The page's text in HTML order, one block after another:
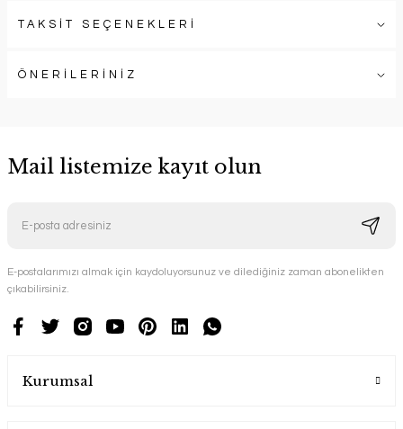
TAKSİT SEÇENEKLERİ
ÖNERİLERİNİZ
Mail listemize kayıt olun
E-postalarımızı almak için kaydoluyorsunuz ve dilediğiniz zaman abonelikten
çıkabilirsiniz.
Kurumsal